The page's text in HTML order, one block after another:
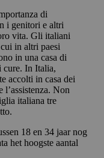
di
i genitori e altri
vita. Gli italiani
in altri paesi
in una casa di
cure. In Italia,
accolti in casa dei
Non
italiana tre
18 en 34 jaar nog
het hoogste aantal